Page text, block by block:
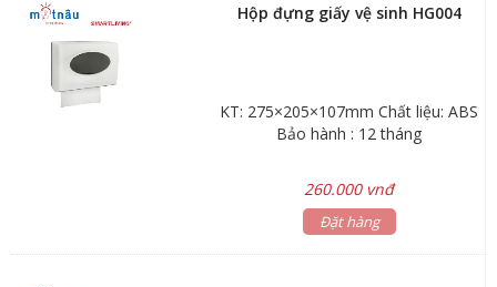
Hộp đựng giấy vệ sinh HG004
KT: 275×205×107mm Chất liệu: ABS
Bảo hành : 12 tháng
260.000 vnđ
Đặt hàng